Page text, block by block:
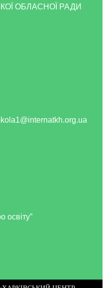
ОБЛАСНОЇ РАДИ
освіту”